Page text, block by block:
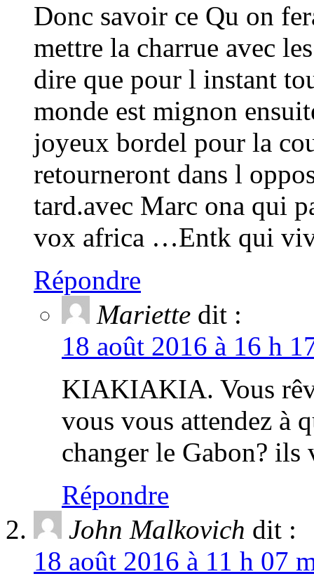
Donc savoir ce Qu on
mettre la charrue avec
dire que pour l instant
monde est mignon
joyeux bordel pour la
retourneront dans l
tard.avec Marc ona qui
vox africa …Entk qui
Répondre
Mariette dit :
18 août 2016 à 16 h
KIAKIAKIA. Vous
vous vous attendez à
changer le Gabon?
Répondre
John Malkovich dit :
18 août 2016 à 11 h 07